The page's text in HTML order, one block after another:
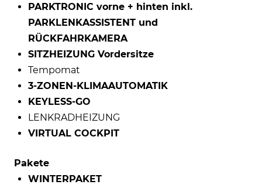
PARKTRONIC vorne + hinten inkl.
PARKLENKASSISTENT und
RÜCKFAHRKAMERA
SITZHEIZUNG Vordersitze
Tempomat
3-ZONEN-KLIMAAUTOMATIK
KEYLESS-GO
LENKRADHEIZUNG
VIRTUAL COCKPIT
Pakete
WINTERPAKET